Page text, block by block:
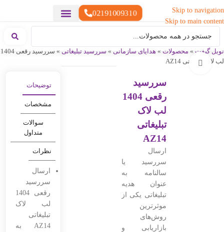
Skip to navigation
Skip to main content
02191009310
نوبل گیفت » محصولات » هدایای سازمانی » سررسید تبلیغاتی »
سررسید رقعی 1404
لب لاک تبلیغاتی AZ14بزرگنمایی تصویر
سررسید
رقعی 1404
لب لاک
تبلیغاتی
AZ14
ارسال
سررسید یا
سالنامه به
عنوان هدیه
تبلیغاتی یکی از
موثرترین
روش‌های
بازاریابی و
توضیحات
مشخصات
سوالات
متداول
نظرات
ارسال
سررسید
رقعی 1404
لب لاک
تبلیغاتی
AZ14 به